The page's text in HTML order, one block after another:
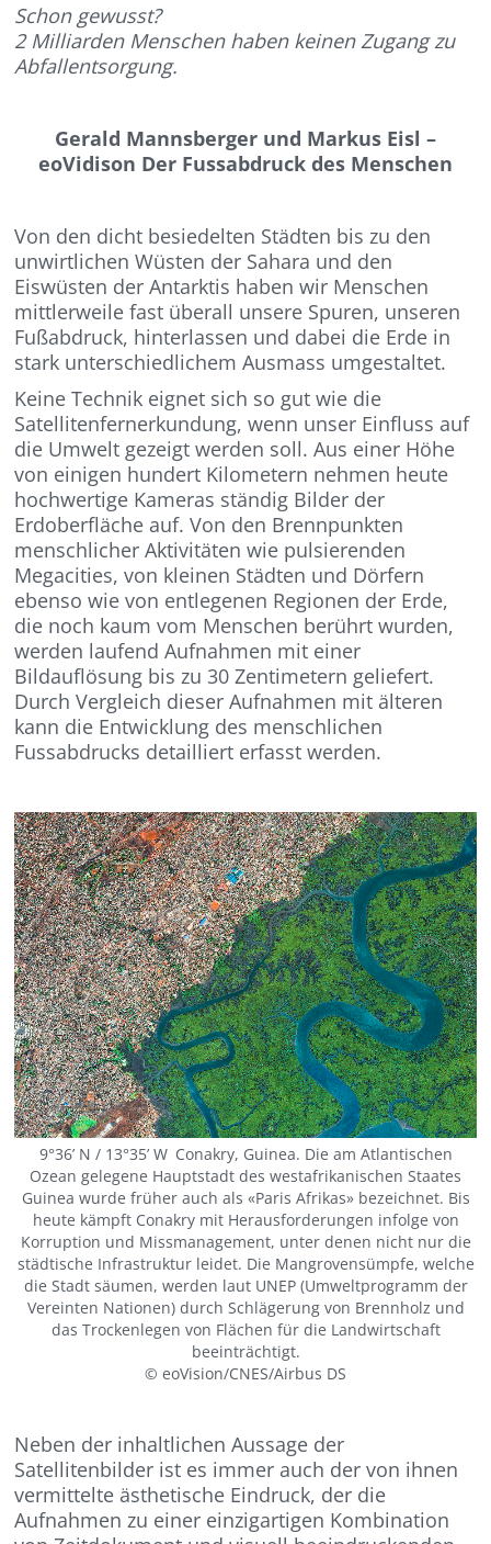
Schon gewusst?
2 Milliarden Menschen haben keinen Zugang zu
Abfallentsorgung.
Gerald Mannsberger und Markus Eisl –
eoVidison Der Fussabdruck des Menschen
Von den dicht besiedelten Städten bis zu den
unwirtlichen Wüsten der Sahara und den
Eiswüsten der Antarktis haben wir Menschen
mittlerweile fast überall unsere Spuren, unseren
Fußabdruck, hinterlassen und dabei die Erde in
stark unterschiedlichem Ausmass umgestaltet.
Keine Technik eignet sich so gut wie die
Satellitenfernerkundung, wenn unser Einfluss auf
die Umwelt gezeigt werden soll. Aus einer Höhe
von einigen hundert Kilometern nehmen heute
hochwertige Kameras ständig Bilder der
Erdoberfläche auf. Von den Brennpunkten
menschlicher Aktivitäten wie pulsierenden
Megacities, von kleinen Städten und Dörfern
ebenso wie von entlegenen Regionen der Erde,
die noch kaum vom Menschen berührt wurden,
werden laufend Aufnahmen mit einer
Bildauflösung bis zu 30 Zentimetern geliefert.
Durch Vergleich dieser Aufnahmen mit älteren
kann die Entwicklung des menschlichen
Fussabdrucks detailliert erfasst werden.
9°36’ N / 13°35’ W Conakry, Guinea. Die am Atlantischen
Ozean gelegene Hauptstadt des westafrikanischen Staates
Guinea wurde früher auch als «Paris Afrikas» bezeichnet. Bis
heute kämpft Conakry mit Herausforderungen infolge von
Korruption und Missmanagement, unter denen nicht nur die
städtische Infrastruktur leidet. Die Mangrovensümpfe, welche
die Stadt säumen, werden laut UNEP (Umweltprogramm der
Vereinten Nationen) durch Schlägerung von Brennholz und
das Trockenlegen von Flächen für die Landwirtschaft
beeinträchtigt.
© eoVision/CNES/Airbus DS
Neben der inhaltlichen Aussage der
Satellitenbilder ist es immer auch der von ihnen
vermittelte ästhetische Eindruck, der die
Aufnahmen zu einer einzigartigen Kombination